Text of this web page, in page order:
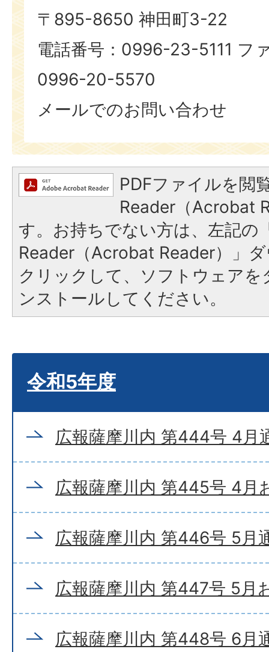
〒895-8650 神田町3-22
電話番号：0996-23-5111 フ
0996-20-5570
メールでのお問い合わせ
PDFファイルを閲
Reader（Acrobat
す。お持ちでない方は、左記の
Reader（Acrobat Reader）」
クリックして、ソフトウェア
ンストールしてください。
令和5年度
広報薩摩川内 第444号 4月
広報薩摩川内 第445号 4月
広報薩摩川内 第446号 5月
広報薩摩川内 第447号 5月
広報薩摩川内 第448号 6月